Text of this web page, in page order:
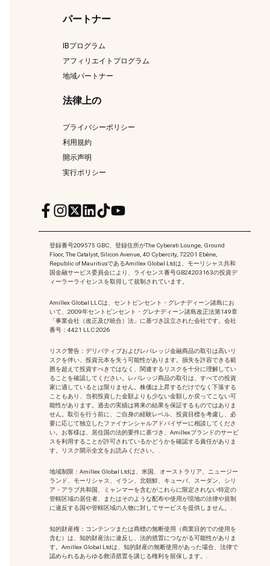
パートナー
IBプログラム
アフィリエイトプログラム
地域パートナー
法律上の
プライバシーポリシー
利用規約
開示声明
実行ポリシー
登録番号209575 GBC、登録住所がThe Cyberati Lounge, Ground
Floor, The Catalyst, Silicon Avenue, 40 Cybercity, 72201 Ebène,
Republic of MauritiusであるAmillex Global Ltdは、モーリシャス共和
国金融サービス委員会により、ライセンス番号GB24203163の投資デ
ィーラーライセンスを取得して規制されています。
Amillex Global LLCは、セントビンセント・グレナディーン諸島にお
いて、2009年セントビンセント・グレナディーン諸島改正法第149章
「事業会社（改正及び統合）法」に基づき設立された会社です。会社
番号：4421 LLC 2026
リスク警告：デリバティブおよびレバレッジ金融商品の取引は高いリ
スクを伴い、投資元本を失う可能性があります。損失を許容できる範
囲を超えて投資すべきではなく、関連するリスクを十分に理解してい
ることを確認してください。レバレッジ商品の取引は、すべての投資
家に適しているとは限りません。株価は上昇するだけでなく下落する
こともあり、当初投資した金額よりも少ない金額しか戻ってこない可
能性があります。過去の実績は将来の結果を保証するものではありま
せん。取引を行う前に、ご自身の経験レベル、投資目標を考慮し、必
要に応じて独立したファイナンシャルアドバイザーに相談してくださ
い。お客様は、居住国の法的要件に基づき、Amillexブランドのサービ
スを利用することが許可されているかどうかを確認する責任がありま
す。リスク開示全文をお読みください。.
地域制限：Amillex Global Ltdは、米国、オーストラリア、ニュージー
ランド、モーリシャス、イラン、北朝鮮、キューバ、スーダン、シリ
ア・アラブ共和国、ミャンマーを含むがこれらに限定されない特定の
管轄区域の居住者、またはそのような配布や使用が現地の法律や規制
に違反する国や管轄区域の人物に対してサービスを提供しません。.
知的財産権：コンテンツまたは商標の無断使用 （商業目的での使用を
含む）は、知的財産法に違反し、法的措置につながる可能性がありま
す。Amillex Global Ltdは、知的財産の無断使用があった場合、法律で
認められるあらゆる救済措置を講じる権利を留保します。.